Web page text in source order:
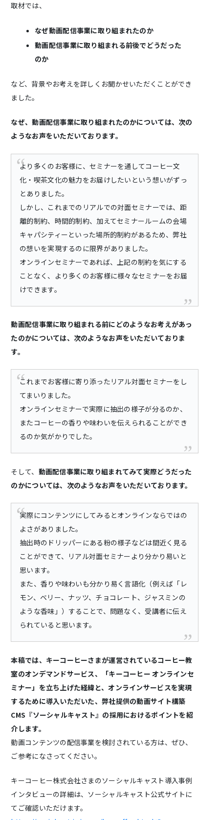
取材では、
なぜ動画配信事業に取り組まれたのか
動画配信事業に取り組まれる前後でどうだった
のか
など、背景やお考えを詳しくお聞かせいただくことができ
ました。
なぜ、動画配信事業に取り組まれたのかについては、次の
ようなお声をいただいております。
より多くのお客様に、セミナーを通してコーヒー文
化・喫茶文化の魅力をお届けしたいという想いがずっ
とありました。
しかし、これまでのリアルでの対面セミナーでは、距
離的制約、時間的制約、加えてセミナールームの会場
キャパシティーといった場所的制約があるため、弊社
の想いを実現するのに限界がありました。
オンラインセミナーであれば、上記の制約を気にする
ことなく、より多くのお客様に様々なセミナーをお届
けできます。
動画配信事業に取り組まれる前にどのようなお考えがあっ
たのかについては、次のようなお声をいただいておりま
す。
これまでお客様に寄り添ったリアル対面セミナーをし
てまいりました。
オンラインセミナーで実際に抽出の様子が分るのか、
またコーヒーの香りや味わいを伝えられることができ
るのか気がかりでした。
そして、 動画配信事業に取り組まれてみて実際どうだった
のかについては、次のようなお声をいただいております。
実際にコンテンツにしてみるとオンラインならではの
よさがありました。
抽出時のドリッパーにある粉の様子などは間近く見る
ことができて、リアル対面セミナーより分かり易いと
思います。
また、香りや味わいも分かり易く言語化（例えば「レ
モン、ベリー、ナッツ、チョコレート、ジャスミンの
ような香味」）することで、問題なく、受講者に伝え
られていると思います。
本稿では、キーコーヒーさまが運営されているコーヒー教
室のオンデマンドサービス、「キーコーヒー オンラインセ
ミナー」を立ち上げた経緯と、オンラインサービスを実現
するために導入いただいた、弊社提供の動画サイト構築
CMS『ソーシャルキャスト』の採用におけるポイントを紹
介します。
動画コンテンツの配信事業を検討されている方は、ぜひ、
ご参考になさってください。
キーコーヒー株式会社さまのソーシャルキャスト導入事例
インタビューの詳細は、ソーシャルキャスト公式サイトに
てご確認いただけます。